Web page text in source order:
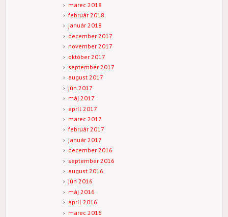
marec 2018
február 2018
január 2018
december 2017
november 2017
október 2017
september 2017
august 2017
jún 2017
máj 2017
apríl 2017
marec 2017
február 2017
január 2017
december 2016
september 2016
august 2016
jún 2016
máj 2016
apríl 2016
marec 2016